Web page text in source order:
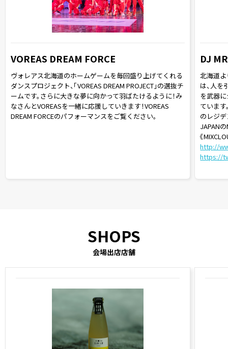
VOREAS DREAM FORCE
ヴォレアス北海道のホームゲームを毎回盛り上げてくれる
ダンスプロジェクト、「VOREAS DREAM PROJECT」の選抜チ
ームです。さらに大きな夢に向かって羽ばたけるように！み
なさんとVOREASを一緒に応援していきます！VOREAS
DREAM FORCEのパフォーマンスをご覧ください。
DJ
北海道よ
は、人を
を武器
ています
のレジ
JAPAN
《
http://
https://
会場出店店舗